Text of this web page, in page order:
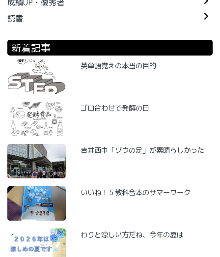
成績UP・優秀者
読書
新着記事
英単語覚えの本当の目的
ゴロ合わせで発酵の日
吉井西中「ゾウの足」が素晴らしかった
いいね！５教科合本のサマーワーク
わりと涼しい方だね、今年の夏は